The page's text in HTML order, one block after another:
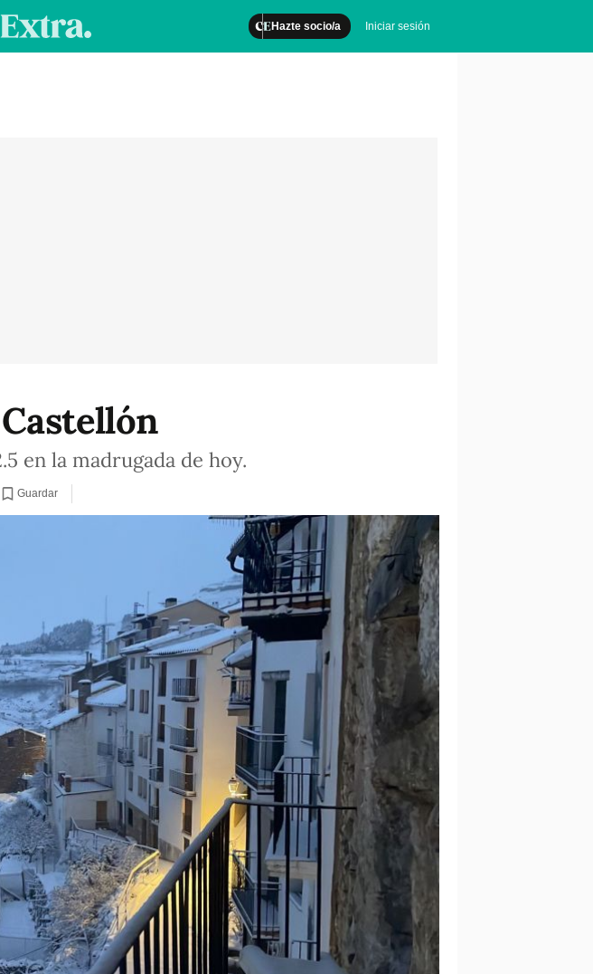
Hazte socio/a Iniciar sesión
en la madrugada de hoy.
Guardar